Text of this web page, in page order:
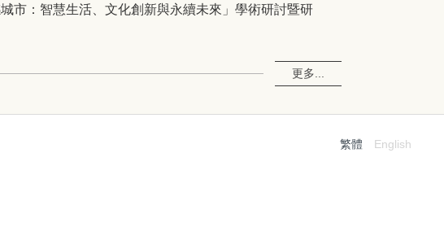
市：智慧生活、文化創新與永續未來」學術研討暨研
更多...
繁體 English